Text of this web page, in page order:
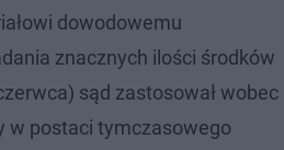
dowodowemu
znacznych ilości środków
sąd zastosował wobec
w postaci tymczasowego